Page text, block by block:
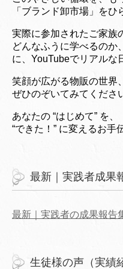
「ブランド卸市場」をひ
実際に参加されたご家族
どんなふうに学べるのか
に、YouTubeでリアルな
笑顔が広がる物販の世界、
ぜひのぞいてみてくださ
あなたの “はじめて” を、
“できた！” に変えるお手
最新｜実践者成果
最新｜実践者の成果報告
生徒様の声（実績